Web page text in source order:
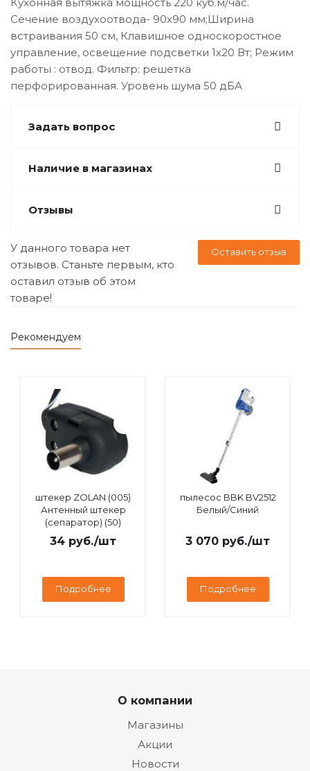
Сечение воздухоотвода- 90х90 мм;Ширина
встраивания 50 см, Клавишное односкоростное
управление, освещение подсветки 1х20 Вт; Режим
работы : отвод. Фильтр: решетка
перфорированная. Уровень шума 50 дБА
Задать вопрос
Наличие в магазинах
Отзывы
Оставить отзыв
У данного товара нет
отзывов. Станьте первым, кто
оставил отзыв об этом
товаре!
Рекомендуем
штекер ZOLAN (005)
Антенный штекер
(сепаратор) (50)
34 руб./шт
Подробнее
пылесос BBK BV2512
Белый/Синий
3 070 руб./шт
Подробнее
О компании
Магазины
Акции
Новости